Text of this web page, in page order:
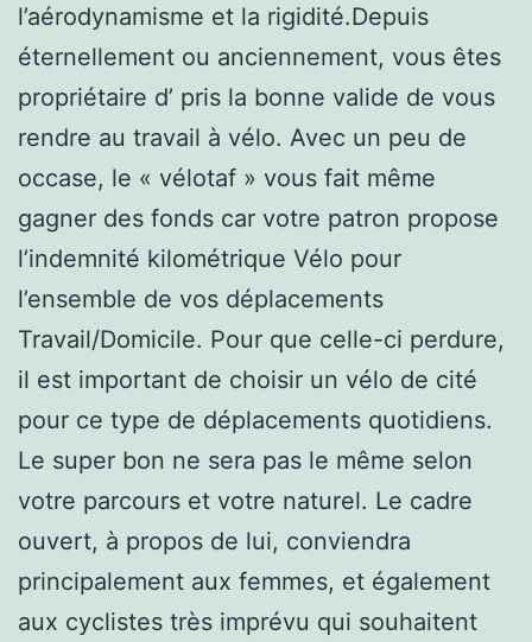
l’aérodynamisme et la rigidité.Depuis
éternellement ou anciennement, vous êtes
propriétaire d’ pris la bonne valide de vous
rendre au travail à vélo. Avec un peu de
occase, le « vélotaf » vous fait même
gagner des fonds car votre patron propose
l’indemnité kilométrique Vélo pour
l’ensemble de vos déplacements
Travail/Domicile. Pour que celle-ci perdure,
il est important de choisir un vélo de cité
pour ce type de déplacements quotidiens.
Le super bon ne sera pas le même selon
votre parcours et votre naturel. Le cadre
ouvert, à propos de lui, conviendra
principalement aux femmes, et également
aux cyclistes très imprévu qui souhaitent